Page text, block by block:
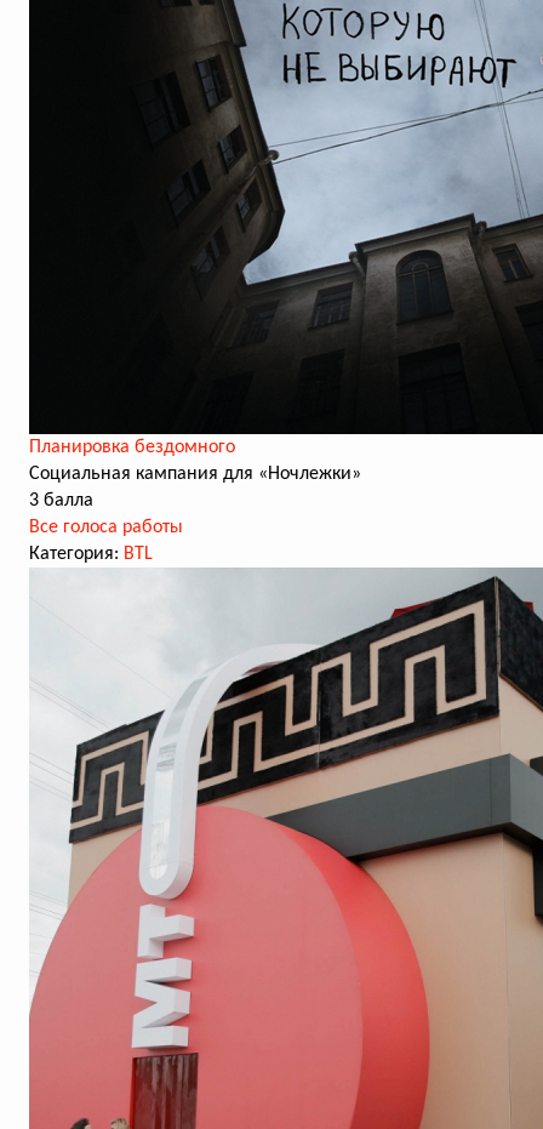
Планировка бездомного
Социальная кампания для «Ночлежки»
3 балла
Все голоса работы
Категория: BTL